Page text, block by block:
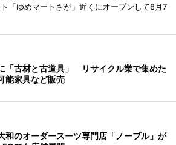
「ゆめマートさが」近くにオープンして8月7
「古材と古道具」 リサイクル業で集めた
能家具など販売
和のオーダースーツ専門店「ノーブル」が